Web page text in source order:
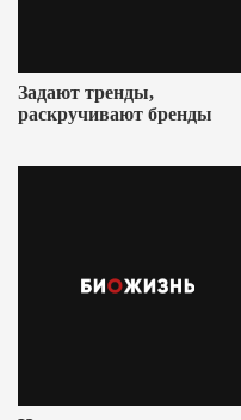
Задают тренды,
раскручивают бренды